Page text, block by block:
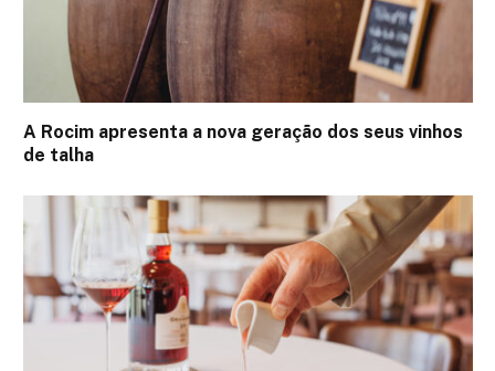
A Rocim apresenta a nova geração dos seus vinhos
de talha